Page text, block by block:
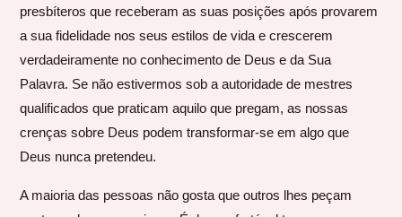
presbíteros que receberam as suas posições após provarem
a sua fidelidade nos seus estilos de vida e crescerem
verdadeiramente no conhecimento de Deus e da Sua
Palavra. Se não estivermos sob a autoridade de mestres
qualificados que praticam aquilo que pregam, as nossas
crenças sobre Deus podem transformar-se em algo que
Deus nunca pretendeu.
A maioria das pessoas não gosta que outros lhes peçam